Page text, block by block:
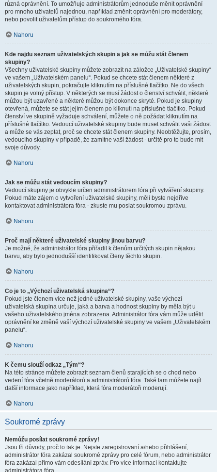
různá oprávnění. To umožňuje administrátorům jednoduše měnit oprávnění
pro mnoho uživatelů najednou, například změnit oprávnění pro moderátory,
nebo povolit uživatelům přístup do soukromého fóra.
Nahoru
Kde najdu seznam uživatelských skupin a jak se můžu stát členem
skupiny?
Všechny uživatelské skupiny můžete zobrazit na záložce „Uživatelské skupiny“
ve vašem „Uživatelském panelu“. Pokud se chcete stát členem některé z
uživatelských skupin, pokračujte kliknutím na příslušné tlačítko. Ne do všech
skupin je volný přístup. V některých se musí žádost o členství schválit, některé
můžou být uzavřené a některé můžou být dokonce skryté. Pokud je skupiny
otevřená, můžete se stát jejím členem po kliknutí na příslušné tlačítko. Pokud
členství ve skupině vyžaduje schválení, můžete o ně požádat kliknutím na
příslušné tlačítko. Vedoucí uživatelské skupiny bude muset schválit vaši žádost
a může se vás zeptat, proč se chcete stát členem skupiny. Neobtěžujte, prosím,
vedoucího skupiny v případě, že zamítne vaši žádost - určitě pro to bude mít
svoje důvody.
Nahoru
Jak se můžu stát vedoucím skupiny?
Vedoucí skupiny je obvykle určen administrátorem fóra při vytváření skupiny.
Pokud máte zájem o vytvoření uživatelské skupiny, měli byste nejdříve
kontaktovat administrátora fóra - zkuste mu poslat soukromou zprávu.
Nahoru
Proč mají některé uživatelské skupiny jinou barvu?
Je možné, že administrátor fóra přiřadil k členům určitých skupin nějakou
barvu, aby bylo jednodušší identifikovat členy těchto skupin.
Nahoru
Co je to „Výchozí uživatelská skupina“?
Pokud jste členem více než jedné uživatelské skupiny, vaše výchozí
uživatelská skupina určuje, jaká a barva a hodnost skupiny by měla být u
vašeho uživatelského jména zobrazena. Administrátor fóra vám může udělit
oprávnění ke změně vaší výchozí uživatelské skupiny ve vašem „Uživatelském
panelu“.
Nahoru
K čemu slouží odkaz „Tým“?
Na této stránce můžete zobrazit seznam členů starajících se o chod nebo
vedení fóra včetně moderátorů a administrátorů fóra. Také tam můžete najít
další informace jako například, která fóra moderátoři moderují.
Nahoru
Soukromé zprávy
Nemůžu posílat soukromé zprávy!
Jsou tři důvody, proč to tak je. Nejste zaregistrovaní a/nebo přihlášení,
administrátor fóra zakázal soukromé zprávy pro celé fórum, nebo administrátor
fóra zakázal přímo vám odesílání zpráv. Pro více informací kontaktujte
administrátora fóra.